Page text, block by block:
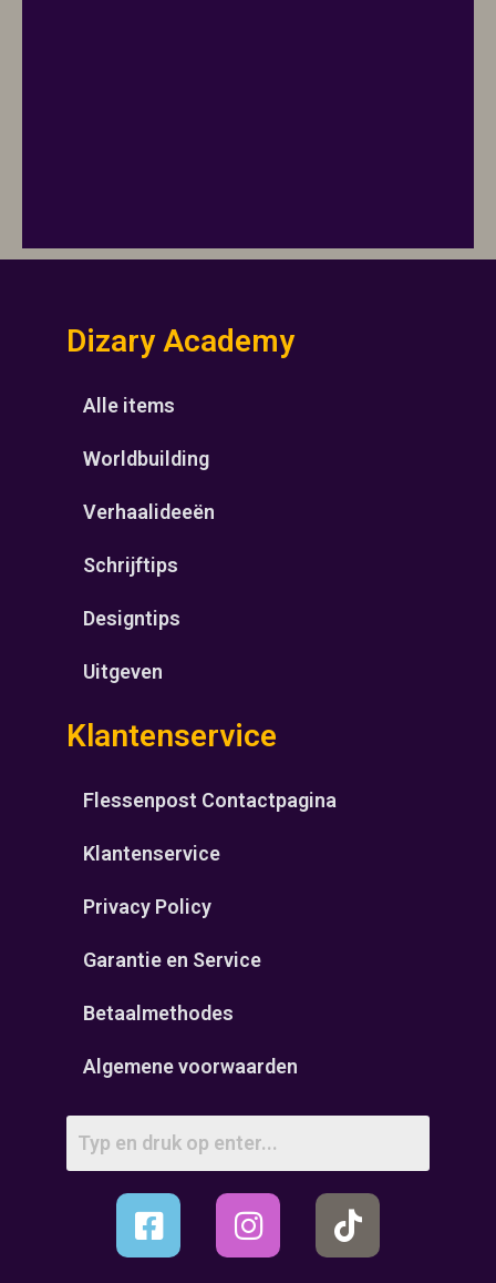
Dizary Academy
Alle items
Worldbuilding
Verhaalideeën
Schrijftips
Designtips
Uitgeven
Klantenservice
Flessenpost Contactpagina
Klantenservice
Privacy Policy
Garantie en Service
Betaalmethodes
Algemene voorwaarden